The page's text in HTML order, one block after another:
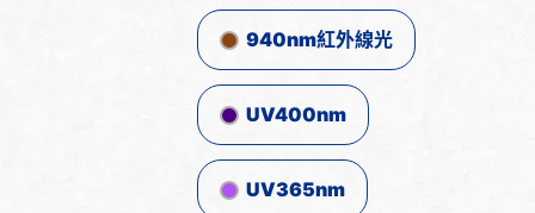
940nm紅外線光
UV400nm
UV365nm